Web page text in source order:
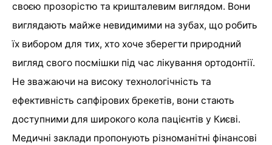
своєю прозорістю та кришталевим виглядом. Вони
виглядають майже невидимими на зубах, що робить
їх вибором для тих, хто хоче зберегти природний
вигляд свого посмішки під час лікування ортодонтії.
Не зважаючи на високу технологічність та
ефективність сапфірових брекетів, вони стають
доступними для широкого кола пацієнтів у Києві.
Медичні заклади пропонують різноманітні фінансові